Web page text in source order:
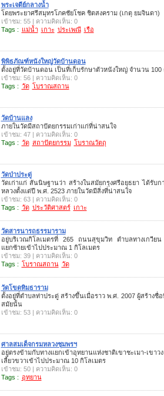
พระเจดีย์กลางน้ำ
โดยพระยาศรีสมุทรโภคชัยโชค ชิตสงคราม (เกตุ ยมจินดา)
เข้าชม: 55 | ความคิดเห็น: 0
Tags : แม่น้ำ เกาะ ประเพณี เรือ
พิพิธภัณฑ์หนังใหญ่วัดบ้านดอน
ตั้งอยู่ที่วัดบ้านดอน เป็นที่เก็บรักษาตัวหนังใหญ่ จำนวน 100
เข้าชม: 56 | ความคิดเห็น: 0
Tags : วัด โบราณสถาน
วัดบ้านแลง
ภายในวัดมีสถาปัตยกรรมเก่าแก่ที่น่าสนใจ
เข้าชม: 47 | ความคิดเห็น: 0
Tags : วัด สถาปัตยกรรม โบราณวัตถุ
วัดป่าประดู่
วัดเก่าแก่ สันนิษฐานว่า สร้างในสมัยกรุงศรีอยุธยา ได้รับก
หลวงตั้งแต่ปี พ.ศ. 2523 ภายในวัดมีสิ่งที่น่าสนใจ
เข้าชม: 63 | ความคิดเห็น: 0
Tags : วัด ประวัติศาสตร์ เกาะ
วัดสารนารถธรรมาราม
อยู่บริเวณกิโลเมตรที่ 265 ถนนสุขุมวิท ตำบลทางเกวียน
แยกซ้ายเข้าไปประมาณ 1 กิโลเมตร
เข้าชม: 39 | ความคิดเห็น: 0
Tags : โบราณสถาน วัด
วัดโขดทิมธาราม
ตั้งอยู่ที่ตำบลท่าประดู่ สร้างขึ้นเมื่อราว พ.ศ. 2007 ผู้สร้างชื่อ
สมัยนั้น
เข้าชม: 53 | ความคิดเห็น: 0
ศาลสมเด็จกรมหลวงชุมพรฯ
อยู่ตรงข้ามกับทางแยกเข้าอุทยานแห่งชาติเขาชะเมา-เ
เลี้ยวขวาเข้าไปประมาณ 10 กิโลเมตร
เข้าชม: 50 | ความคิดเห็น: 0
Tags : อุทยาน